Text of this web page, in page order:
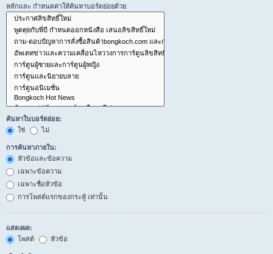
หลักและ กำหนดค่าให้ค้นหาบอร์ดย่อยด้วย
ค้นหาในบอร์ดย่อย:
ใช่
ไม่
การค้นหาภายใน:
หัวข้อและข้อความ
เฉพาะข้อความ
เฉพาะชื่อหัวข้อ
การโพสต์แรกของกระทู้ เท่านั้น
แสดงผล:
โพสต์
หัวข้อ